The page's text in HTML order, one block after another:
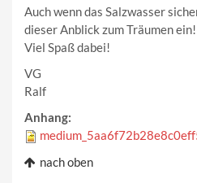
Auch wenn das Salzwasser
dieser Anblick zum Träumen ein!
Viel Spaß dabei!
VG
Ralf
Anhang:
nach oben